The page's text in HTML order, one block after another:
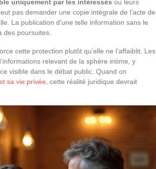
uniquement par les intéressés ou leurs
pas demander une copie intégrale de l’acte de
La publication d’une telle information sans le
des poursuites.
cette protection plutôt qu’elle ne l’affaiblit. Les
relevant de la sphère intime, y
visible dans le débat public. Quand on
sa vie privée , cette réalité juridique devrait